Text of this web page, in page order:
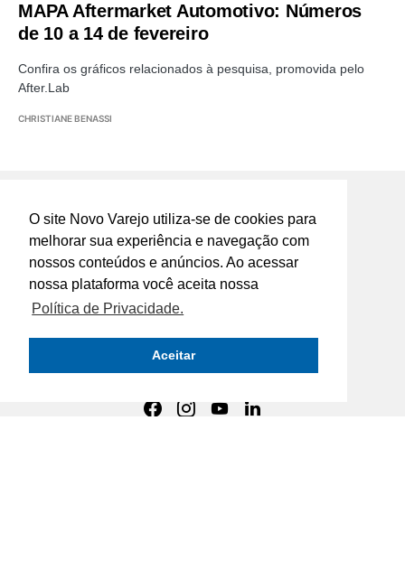
O site Novo Varejo utiliza-se de cookies para
melhorar sua experiência e navegação com
nossos conteúdos e anúncios. Ao acessar
nossa plataforma você aceita nossa
Política de Privacidade.
Aceitar
MAPA Aftermarket Automotivo: Números
de 10 a 14 de fevereiro
Confira os gráficos relacionados à pesquisa, promovida pelo
After.Lab
CHRISTIANE BENASSI
Rua José Furtado de Mendonça, nº 107 -
Jardim Monte Kemel São Paulo SP
comercial@novomeio.com.br
marketing@novomeio.com.br
jornalismo@novomeio.com.br